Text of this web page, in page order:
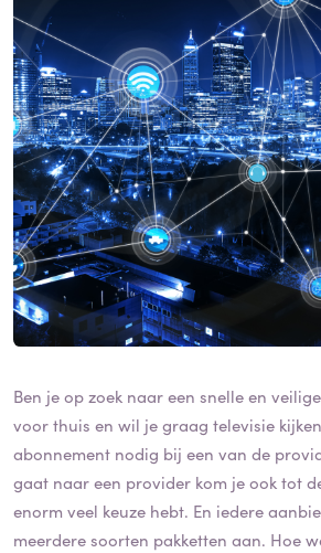
Ben je op zoek naar een snelle en
voor thuis en wil je graag televisie
abonnement nodig bij een van de
gaat naar een provider kom je ook tot
enorm veel keuze hebt. En iedere
meerdere soorten pakketten aan. Hoe